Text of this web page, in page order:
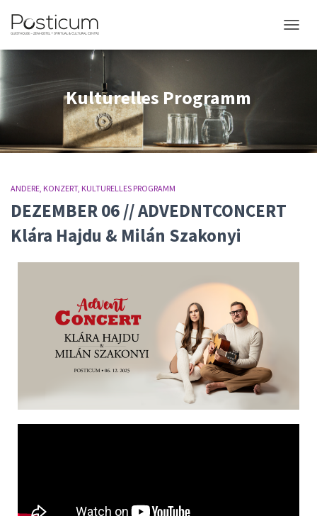
Kulturelles Programm
ANDERE KONZERT KULTURELLES PROGRAMM
DEZEMBER 06 // ADVEDNTCONCERT
Klára Hajdu & Milán Szakonyi